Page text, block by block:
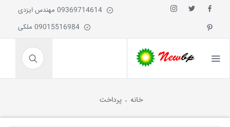
خانه پرداخت